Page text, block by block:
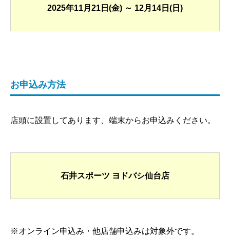
2025年11月21日(金) ～ 12月14日(日)
お申込み方法
店頭に設置してあります、端末からお申込みください。
石井スポーツ ヨドバシ仙台店
※オンライン申込み・他店舗申込みは対象外です。